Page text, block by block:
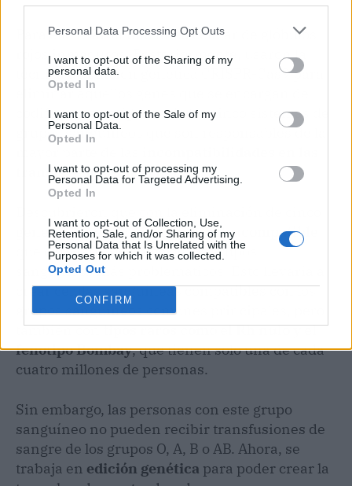
Personal Data Processing Opt Outs
I want to opt-out of the Sharing of my
personal data.
Opted In
I want to opt-out of the Sale of my
Personal Data.
Opted In
I want to opt-out of processing my
Personal Data for Targeted Advertising.
Opted In
I want to opt-out of Collection, Use,
Retention, Sale, and/or Sharing of my
Personal Data that Is Unrelated with the
Purposes for which it was collected.
Opted Out
CONFIRM
Para ello usaron una línea celular de glóbulos
rojos inmaduros. Posteriormente, usaron la
técnica de edición genética CRISPR-Cas9 para
eliminar aquellos genes que se encargan de
codificar los antígenos de los cinco sistemas de
grupos sanguíneos que son responsables de la
transferencias de sangre.
genes, se crearía unacélula ultracompatible
que carecería de cinco de los grupos
sanguíneos más problemáticos. Esto llevaría a
crear células sanguíneas compatibles con los
grupos sanguíneos comunes principales, pero
también contipos raros como el Rh nulo y el
fenotipo Bombay, que tienen solo una de cada
cuatro millones de personas.
Sin embargo, las personas con este grupo
sanguíneo no pueden recibir transfusiones de
sangre de los grupos O, A, B o AB. Ahora, se
trabaja en edición genética para poder crear la